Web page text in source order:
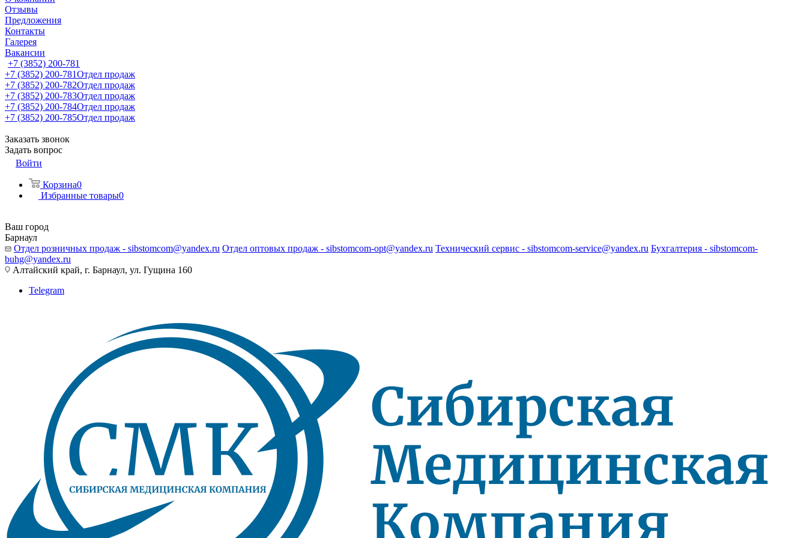
Отзывы
Предложения
Контакты
Галерея
Вакансии
+7 (3852) 200-781
+7 (3852) 200-781Отдел продаж
+7 (3852) 200-782Отдел продаж
+7 (3852) 200-783Отдел продаж
+7 (3852) 200-784Отдел продаж
+7 (3852) 200-785Отдел продаж
Заказать звонок
Задать вопрос
Войти
Корзина0
Избранные товары0
Ваш город
Барнаул
Отдел розничных продаж - sibstomcom@yandex.ru Отдел оптовых продаж - sibstomcom-opt@yandex.ru Технический сервис - sibstomcom-service@yandex.ru Бухгалтерия - sibstomcom-
buhg@yandex.ru
Алтайский край, г. Барнаул, ул. Гущина 160
Telegram